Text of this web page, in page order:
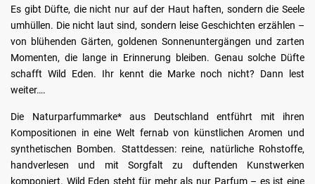
Es gibt Düfte, die nicht nur auf der Haut haften, sondern die Seele
umhüllen. Die nicht laut sind, sondern leise Geschichten erzählen –
von blühenden Gärten, goldenen Sonnenuntergängen und zarten
Momenten, die lange in Erinnerung bleiben. Genau solche Düfte
schafft Wild Eden. Ihr kennt die Marke noch nicht? Dann lest
weiter….
Die Naturparfummarke* aus Deutschland entführt mit ihren
Kompositionen in eine Welt fernab von künstlichen Aromen und
synthetischen Bomben. Stattdessen: reine, natürliche Rohstoffe,
handverlesen und mit Sorgfalt zu duftenden Kunstwerken
komponiert. Wild Eden steht für mehr als nur Parfum – es ist eine